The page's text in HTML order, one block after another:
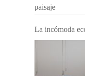
paisaje
La incómoda